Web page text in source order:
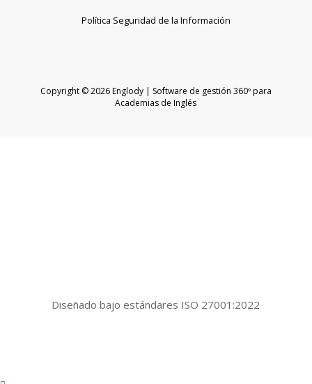
Copyright © 2026 Englody | Software de gestión 360º para
Academias de Inglés
Política Seguridad de la Información
Diseñado bajo estándares ISO 27001:2022